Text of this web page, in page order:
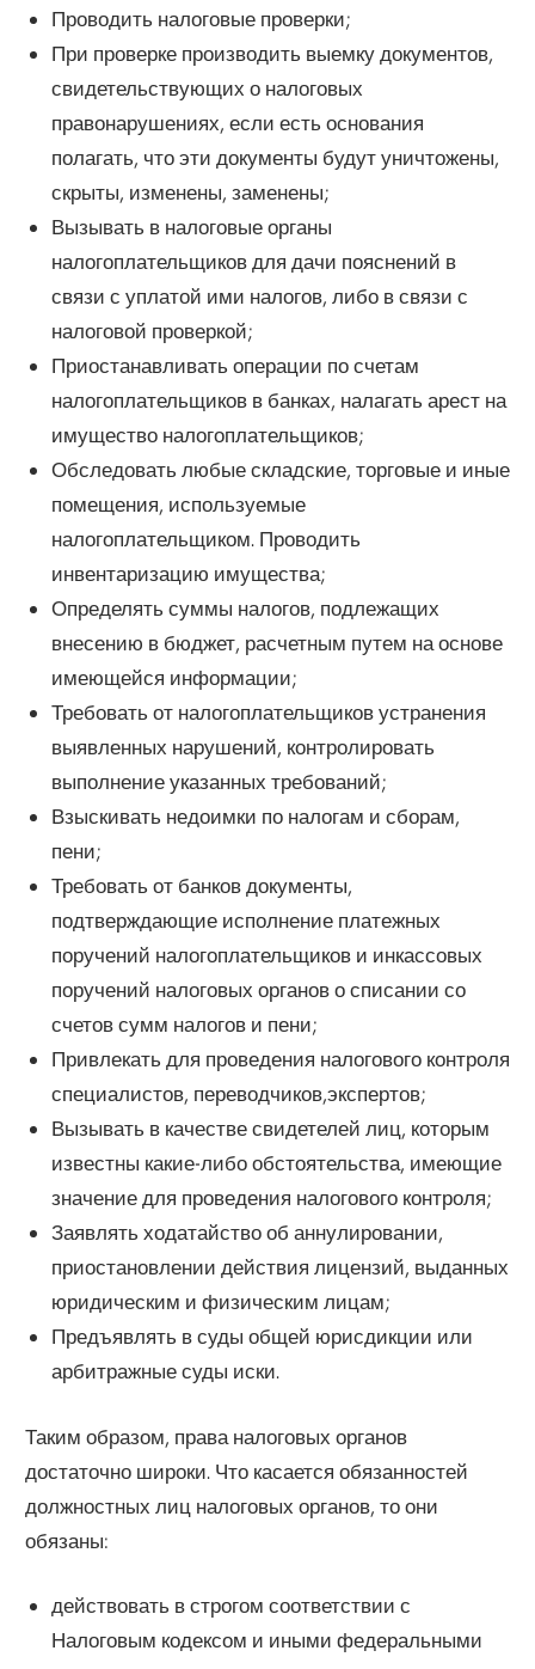
Проводить налоговые проверки;
При проверке производить выемку документов,
свидетельствующих о налоговых
правонарушениях, если есть основания
полагать, что эти документы будут уничтожены,
скрыты, изменены, заменены;
Вызывать в налоговые органы
налогоплательщиков для дачи пояснений в
связи с уплатой ими налогов, либо в связи с
налоговой проверкой;
Приостанавливать операции по счетам
налогоплательщиков в банках, налагать арест на
имущество налогоплательщиков;
Обследовать любые складские, торговые и иные
помещения, используемые
налогоплательщиком. Проводить
инвентаризацию имущества;
Определять суммы налогов, подлежащих
внесению в бюджет, расчетным путем на основе
имеющейся информации;
Требовать от налогоплательщиков устранения
выявленных нарушений, контролировать
выполнение указанных требований;
Взыскивать недоимки по налогам и сборам,
пени;
Требовать от банков документы,
подтверждающие исполнение платежных
поручений налогоплательщиков и инкассовых
поручений налоговых органов о списании со
счетов сумм налогов и пени;
Привлекать для проведения налогового контроля
специалистов, переводчиков,экспертов;
Вызывать в качестве свидетелей лиц, которым
известны какие-либо обстоятельства, имеющие
значение для проведения налогового контроля;
Заявлять ходатайство об аннулировании,
приостановлении действия лицензий, выданных
юридическим и физическим лицам;
Предъявлять в суды общей юрисдикции или
арбитражные суды иски.
Таким образом, права налоговых органов
достаточно широки. Что касается обязанностей
должностных лиц налоговых органов, то они
обязаны:
действовать в строгом соответствии с
Налоговым кодексом и иными федеральными